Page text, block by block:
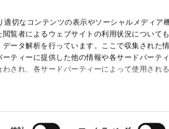
切なコンテンツの表示やソーシャルメディア
覧者によるウェブサイトの利用状況について
ータ解析を行っています。ここで収集された
ティーに提供した他の情報や各サードパーテ
され、各サードパーティーによって使用され